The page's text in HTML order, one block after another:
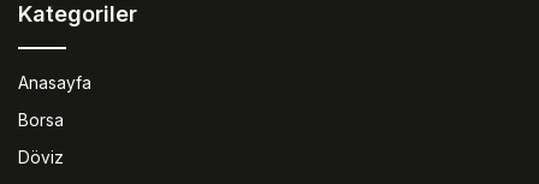
Kategoriler
Anasayfa
Borsa
Döviz